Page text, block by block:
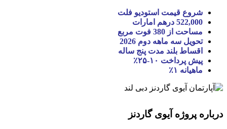
شروع قیمت استودیو فلت
522,000 درهم امارات
مساحت از 380 فوت مربع
تحویل سه ماهه دوم 2026
اقساط بلند مدت پنج ساله
پیش پرداخت ۱۰-۲۵٪
ماهیانه ۱٪
درباره پروژه آیوی گاردنز